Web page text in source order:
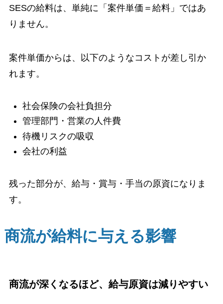
SESの給料は、単純に「案件単価＝給料」ではあ
りません。
案件単価からは、以下のようなコストが差し引か
れます。
社会保険の会社負担分
管理部門・営業の人件費
待機リスクの吸収
会社の利益
残った部分が、給与・賞与・手当の原資になりま
す。
商流が給料に与える影響
商流が深くなるほど、給与原資は減りやすい